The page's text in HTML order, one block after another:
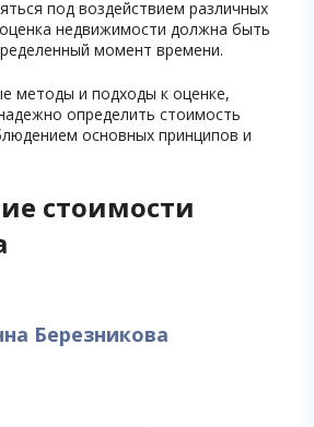
под воздействием различных
недвижимости должна быть
момент времени.
методы и подходы к оценке,
определить стоимость
основных принципов и
стоимости
Березникова